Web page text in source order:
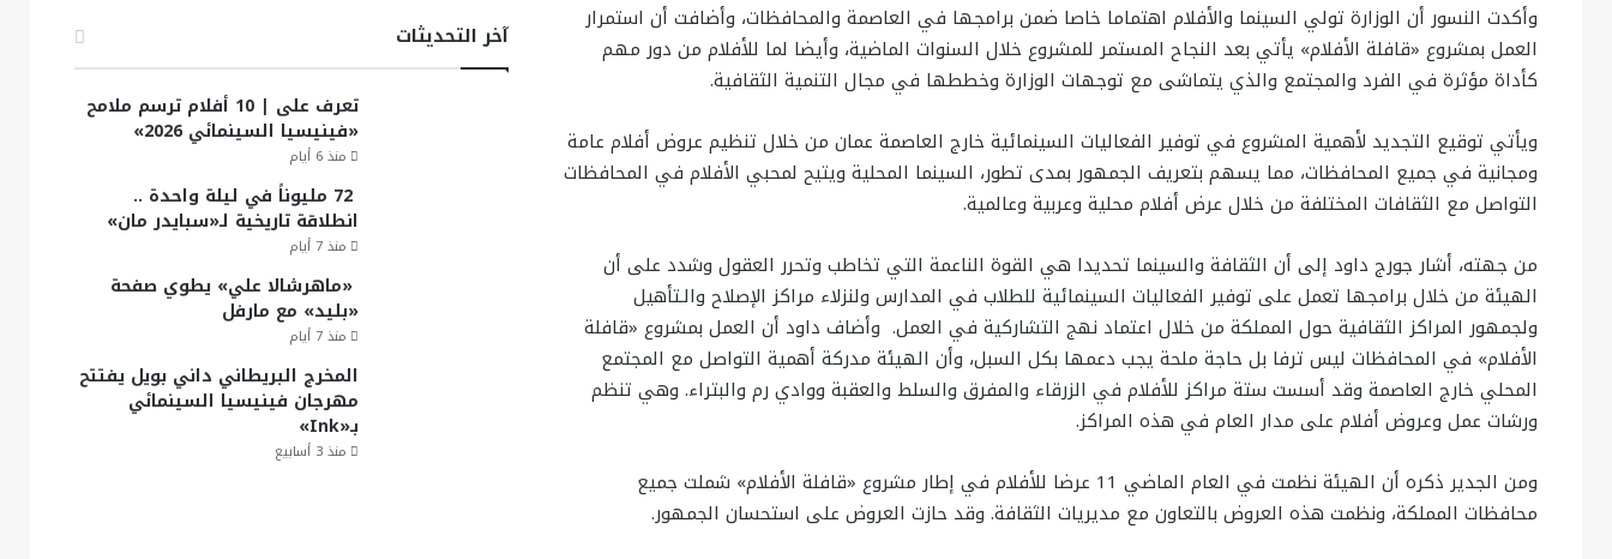
وأكدت النسور أن الوزارة تولي السينما والأفلام اهتماما خاصا ضمن برامجها في العاصمة والمحافظات، وأضافت أن استمرار
العمل بمشروع «قافلة الأفلام» يأتي بعد النجاح المستمر للمشروع خلال السنوات الماضية، وأيضا لما للأفلام من دور مهم
كأداة مؤثرة في الفرد والمجتمع والذي يتماشى مع توجهات الوزارة وخططها في مجال التنمية الثقافية.
ويأتي توقيع التجديد لأهمية المشروع في توفير الفعاليات السينمائية خارج العاصمة عمان من خلال تنظيم عروض أفلام عامة
ومجانية في جميع المحافظات، مما يسهم بتعريف الجمهور بمدى تطور، السينما المحلية ويتيح لمحبي الأفلام في المحافظات
التواصل مع الثقافات المختلفة من خلال عرض أفلام محلية وعربية وعالمية.
من جهته، أشار جورج داود إلى أن الثقافة والسينما تحديدا هي القوة الناعمة التي تخاطب وتحرر العقول وشدد على أن
الهيئة من خلال برامجها تعمل على توفير الفعاليات السينمائية للطلاب في المدارس ولنزلاء مراكز الإصلاح والـتأهيل
ولجمهور المراكز الثقافية حول المملكة من خلال اعتماد نهج التشاركية في العمل. وأضاف داود أن العمل بمشروع «قافلة
الأفلام» في المحافظات ليس ترفا بل حاجة ملحة يجب دعمها بكل السبل، وأن الهيئة مدركة أهمية التواصل مع المجتمع
المحلي خارج العاصمة وقد أسست ستة مراكز للأفلام في الزرقاء والمفرق والسلط والعقبة ووادي رم والبتراء. وهي تنظم
ورشات عمل وعروض أفلام على مدار العام في هذه المراكز.
ومن الجدير ذكره أن الهيئة نظمت في العام الماضي 11 عرضا للأفلام في إطار مشروع «قافلة الأفلام» شملت جميع
محافظات المملكة، ونظمت هذه العروض بالتعاون مع مديريات الثقافة. وقد حازت العروض على استحسان الجمهور.
آخر التحديثات
تعرف على | 10 أفلام ترسم ملامح
«فينيسيا السينمائي 2026»
منذ 6 أيام
72 مليوناً في ليلة واحدة ..
انطلاقة تاريخية لـ«سبايدر مان»
منذ 7 أيام
«ماهرشالا علي» يطوي صفحة
«بليد» مع مارفل
منذ 7 أيام
المخرج البريطاني داني بويل يفتتح
مهرجان فينيسيا السينمائي
بـ«Ink»
منذ 3 أسابيع